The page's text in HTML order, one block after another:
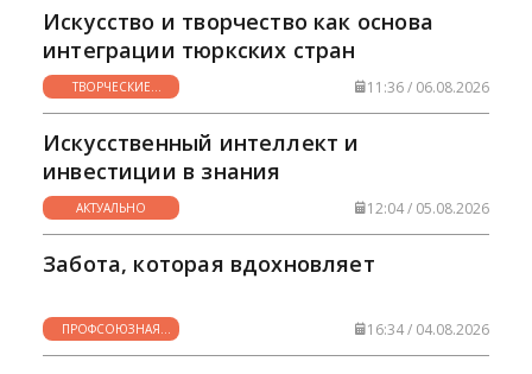
Искусство и творчество как основа
интеграции тюркских стран
ТВОРЧЕСКИЕ
ГОРИЗОНТЫ
11:36 / 06.08.2026
Искусственный интеллект и
инвестиции в знания
АКТУАЛЬНО 12:04 / 05.08.2026
Забота, которая вдохновляет
ПРОФСОЮЗНАЯ
ЖИЗНЬ
16:34 / 04.08.2026